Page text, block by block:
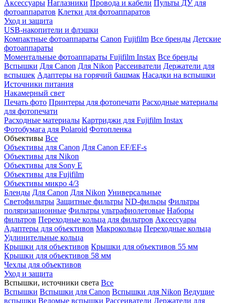
Аксессуары Наглазники Провода и кабели Пульты ДУ для
фотоаппаратов Клетки для фотоаппаратов
Уход и защита
USB-накопители и флэшки
Компактные фотоаппараты Canon Fujifilm Все бренды Детские
фотоаппараты
Моментальные фотоаппараты Fujifilm Instax Все бренды
Вспышки Для Canon Для Nikon Рассеиватели Держатели для
вспышек Адаптеры на горячий башмак Насадки на вспышки
Источники питания
Накамерный свет
Печать фото Принтеры для фотопечати Расходные материалы
для фотопечати
Расходные материалы Картриджи для Fujifilm Instax
Фотобумага для Polaroid Фотопленка
Объективы Все
Объективы для Canon Для Canon EF/EF-s
Объективы для Nikon
Объективы для Sony E
Объективы для Fujifilm
Объективы микро 4/3
Бленды Для Canon Для Nikon Универсальные
Светофильтры Защитные фильтры ND-фильры Фильтры
поляризационные Фильтры ультрафиолетовые Наборы
фильтров Переходные кольца для фильтров Аксессуары
Адаптеры для объективов Макрокольца Переходные кольца
Удлинительные кольца
Крышки для объективов Крышки для объективов 55 мм
Крышки для объективов 58 мм
Чехлы для объективов
Уход и защита
Вспышки, источники света Все
Вспышки Вспышки для Canon Вспышки для Nikon Ведущие
вспышки Ведомые вспышки Рассеиватели Держатели для